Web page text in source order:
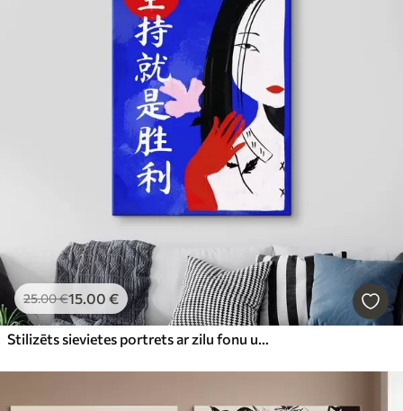
25.00€15.00 €
Stilizēts sievietes portrets ar zilu fonu un tekstu